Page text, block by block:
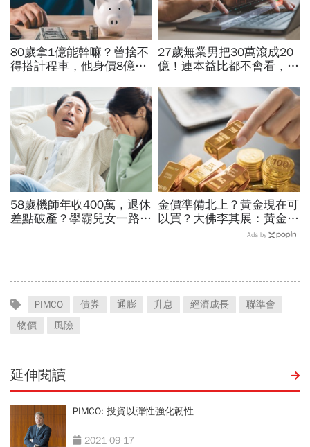
80歲拿1億能幹嘛？曾捨不
得搭計程車，他身價8億後
期」：這3件事花錢別手軟
27歲無業男把30萬滾成20
億！連本益比都不會看，氣
翻1萬倍的秘訣「年輕又
窮」
58歲機師年收400萬，退休
差點破產？學霸兒女一路私
金價準備北上？黃金現在可
以買？大佛李其展：黃金價
格摸到4300美元是好事！
Ads by
PIMCO 債券 通膨 升息 經濟成長
聯準會
物價
風險
延伸閱讀
PIMCO: 投資以彈性強化韌性
2021-09-17